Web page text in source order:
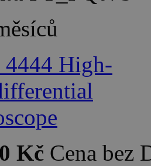
Kč Cena bez